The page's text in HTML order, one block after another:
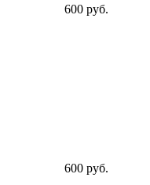
600 руб.
600 руб.